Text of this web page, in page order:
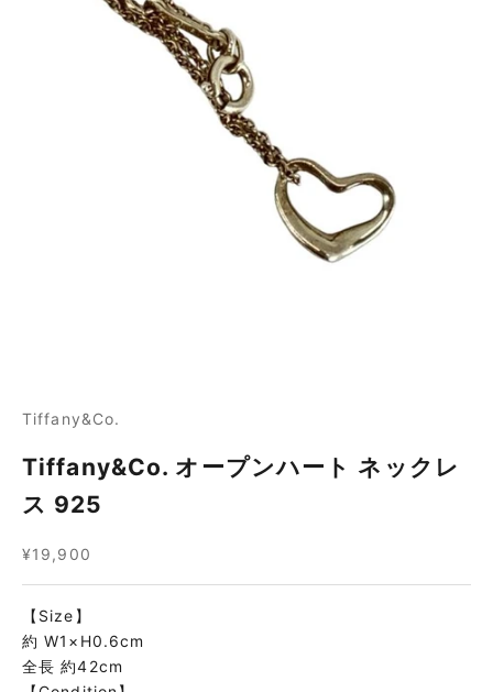
Tiffany&Co.
Tiffany&Co. オープンハート ネックレ
ス 925
セール価格
¥19,900
【Size】
約 W1×H0.6cm
全長 約42cm